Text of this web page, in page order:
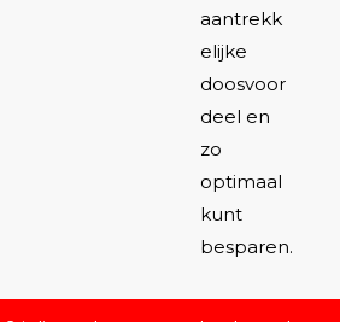
aantrekk
elijke
doosvoor
deel en
zo
optimaal
kunt
besparen.